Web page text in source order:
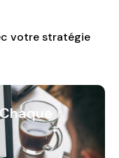
votre stratégie